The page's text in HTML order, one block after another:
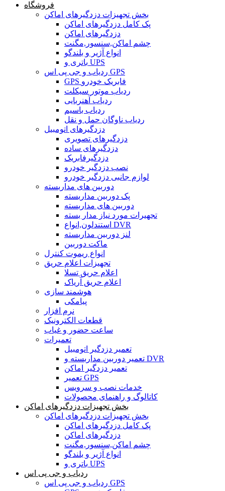
فروشگاه
بخش تجهیزات دزدگیرهای اماکن
پک کامل دزدگیرهای اماکن
دزدگیرهای اماکن
چشم اماکن,سنسور,مگنت
انواع آژیر و بلندگو
باتری و UPS
ردیاب و جی پی اس GPS
GPS فابریک خودرو
ردیاب موتور سیکلت
ردیاب آهنربایی
ردیاب باسیم
ردیاب ناوگان حمل و نقل
دزدگیرهای اتومبیل
دزدگیرهای تصویری
دزدگیرهای ساده
دزدگیرفابریک
نصب دزدگیر خودرو
لوازم جانبی دزدگیر خودرو
دوربین های مداربسته
پک دوربین مداربسته
دوربین های مداربسته
تجهیرات مورد نیاز مدار بسته
استندلون,انواع DVR
لنز دوربین مداربسته
ماکت دوربین
انواع ریموت کنترل
تجهیزات اعلام حریق
اعلام حریق تسلا
اعلام حریق آریاک
هوشمند سازی
پیامکی
نرم افزار
قطعات الکترونیک
ساعت حضور و غیاب
تعمیرات
تعمیر دزدگیر اتومبیل
تعمیر دوربین مداربسته و DVR
تعمیر دزدگیر اماکن
تعمیر GPS
خدمات نصب و سرویس
کاتالوگ و راهنمای محصولات
بخش تجهیزات دزدگیرهای اماکن
بخش تجهیزات دزدگیرهای اماکن
پک کامل دزدگیرهای اماکن
دزدگیرهای اماکن
چشم اماکن,سنسور,مگنت
انواع آژیر و بلندگو
باتری و UPS
ردیاب و جی پی اس
ردیاب و جی پی اس GPS